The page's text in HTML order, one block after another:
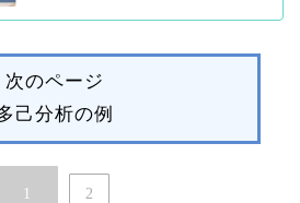
次のページ
己分析の例
1 2